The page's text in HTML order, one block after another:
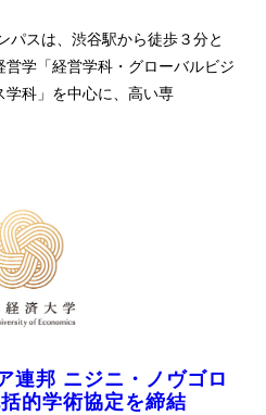
パスは、渋谷駅から徒歩３分と
学「経営学科・グローバルビジ
学科」を中心に、高い専
連邦 ニジニ・ノヴゴロ
的学術協定を締結